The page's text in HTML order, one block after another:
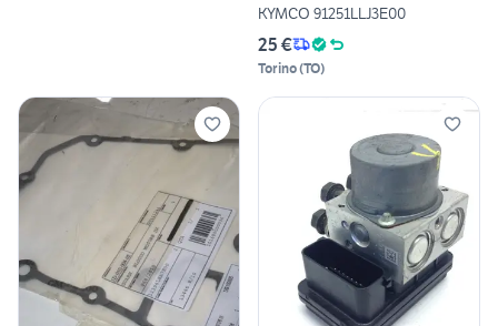
KYMCO 91251LLJ3E00
25 €
Torino(TO)